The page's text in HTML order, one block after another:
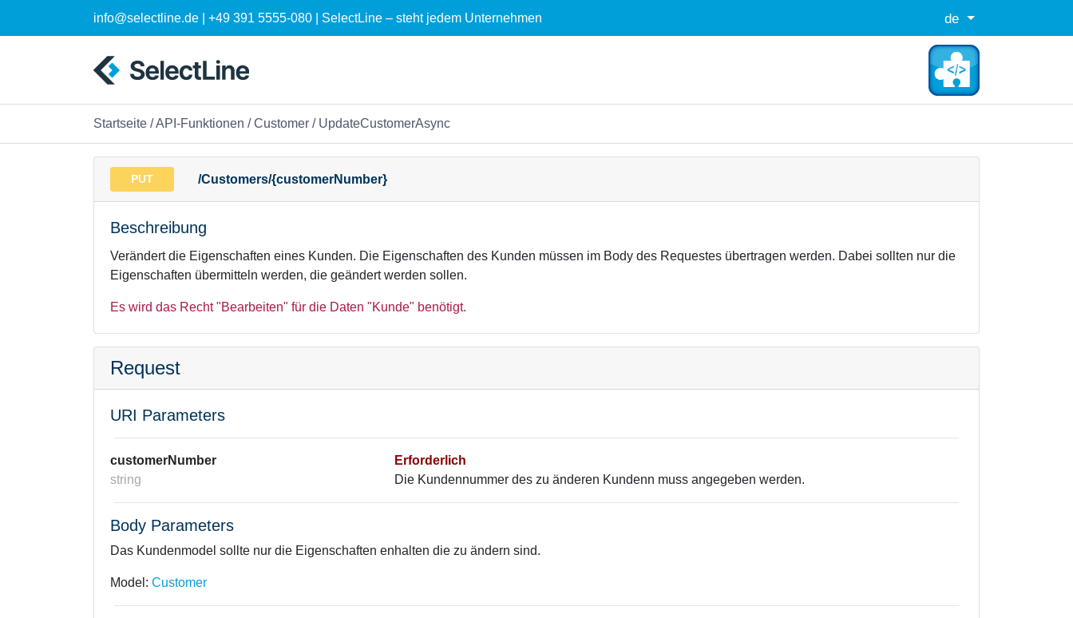
info@selectline.de | +49 391 5555-080 | SelectLine – steht jedem Unternehmen de
Startseite /API-Funktionen /Customer / UpdateCustomerAsync
PUT /Customers/{customerNumber}
Beschreibung
Verändert die Eigenschaften eines Kunden. Die Eigenschaften des Kunden müssen im Body des Requestes übertragen werden. Dabei sollten nur die
Eigenschaften übermitteln werden, die geändert werden sollen.
Es wird das Recht "Bearbeiten" für die Daten "Kunde" benötigt.
Request
URI Parameters
customerNumber
string
Erforderlich
Die Kundennummer des zu änderen Kundenn muss angegeben werden.
Body Parameters
Das Kundenmodel sollte nur die Eigenschaften enhalten die zu ändern sind.
Model: Customer